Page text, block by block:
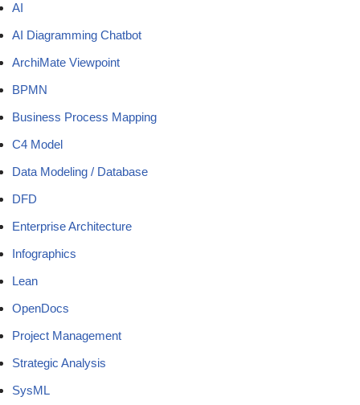
AI
AI Diagramming Chatbot
ArchiMate Viewpoint
BPMN
Business Process Mapping
C4 Model
Data Modeling / Database
DFD
Enterprise Architecture
Infographics
Lean
OpenDocs
Project Management
Strategic Analysis
SysML